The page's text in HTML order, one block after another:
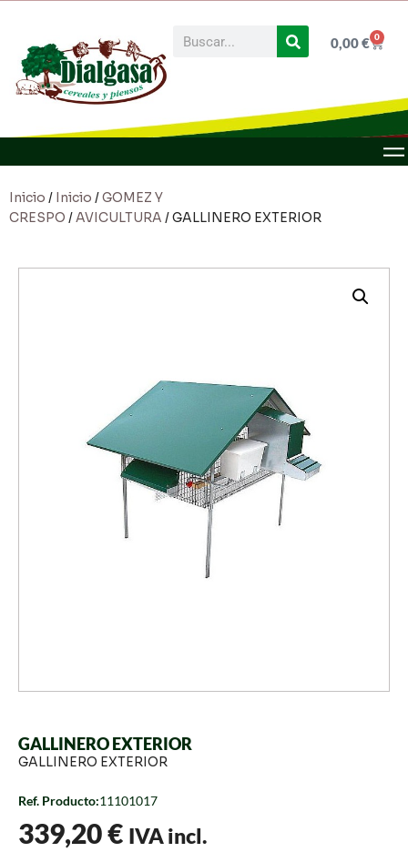
0,00€ 0
Inicio / Inicio /GOMEZ Y
CRESPO /AVICULTURA / GALLINERO EXTERIOR
GALLINERO EXTERIOR
GALLINERO EXTERIOR
Ref. Producto:11101017
339,20€ IVA incl.